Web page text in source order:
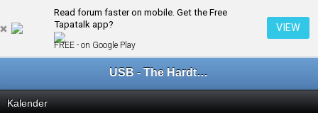
Read forum faster on mobile. Get the Free
Tapatalk app?
FREE - on Google Play
VIEW
USB - The Hardtechno Family
Kalender